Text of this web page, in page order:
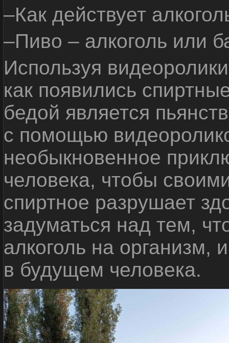
–Как действует
–Пиво – алкоголь или
Используя
как появились
бедой является
с помощью
необыкновенное
человека, чтобы
спиртное разрушает
задуматься над тем,
алкоголь на организм,
в будущем человека.